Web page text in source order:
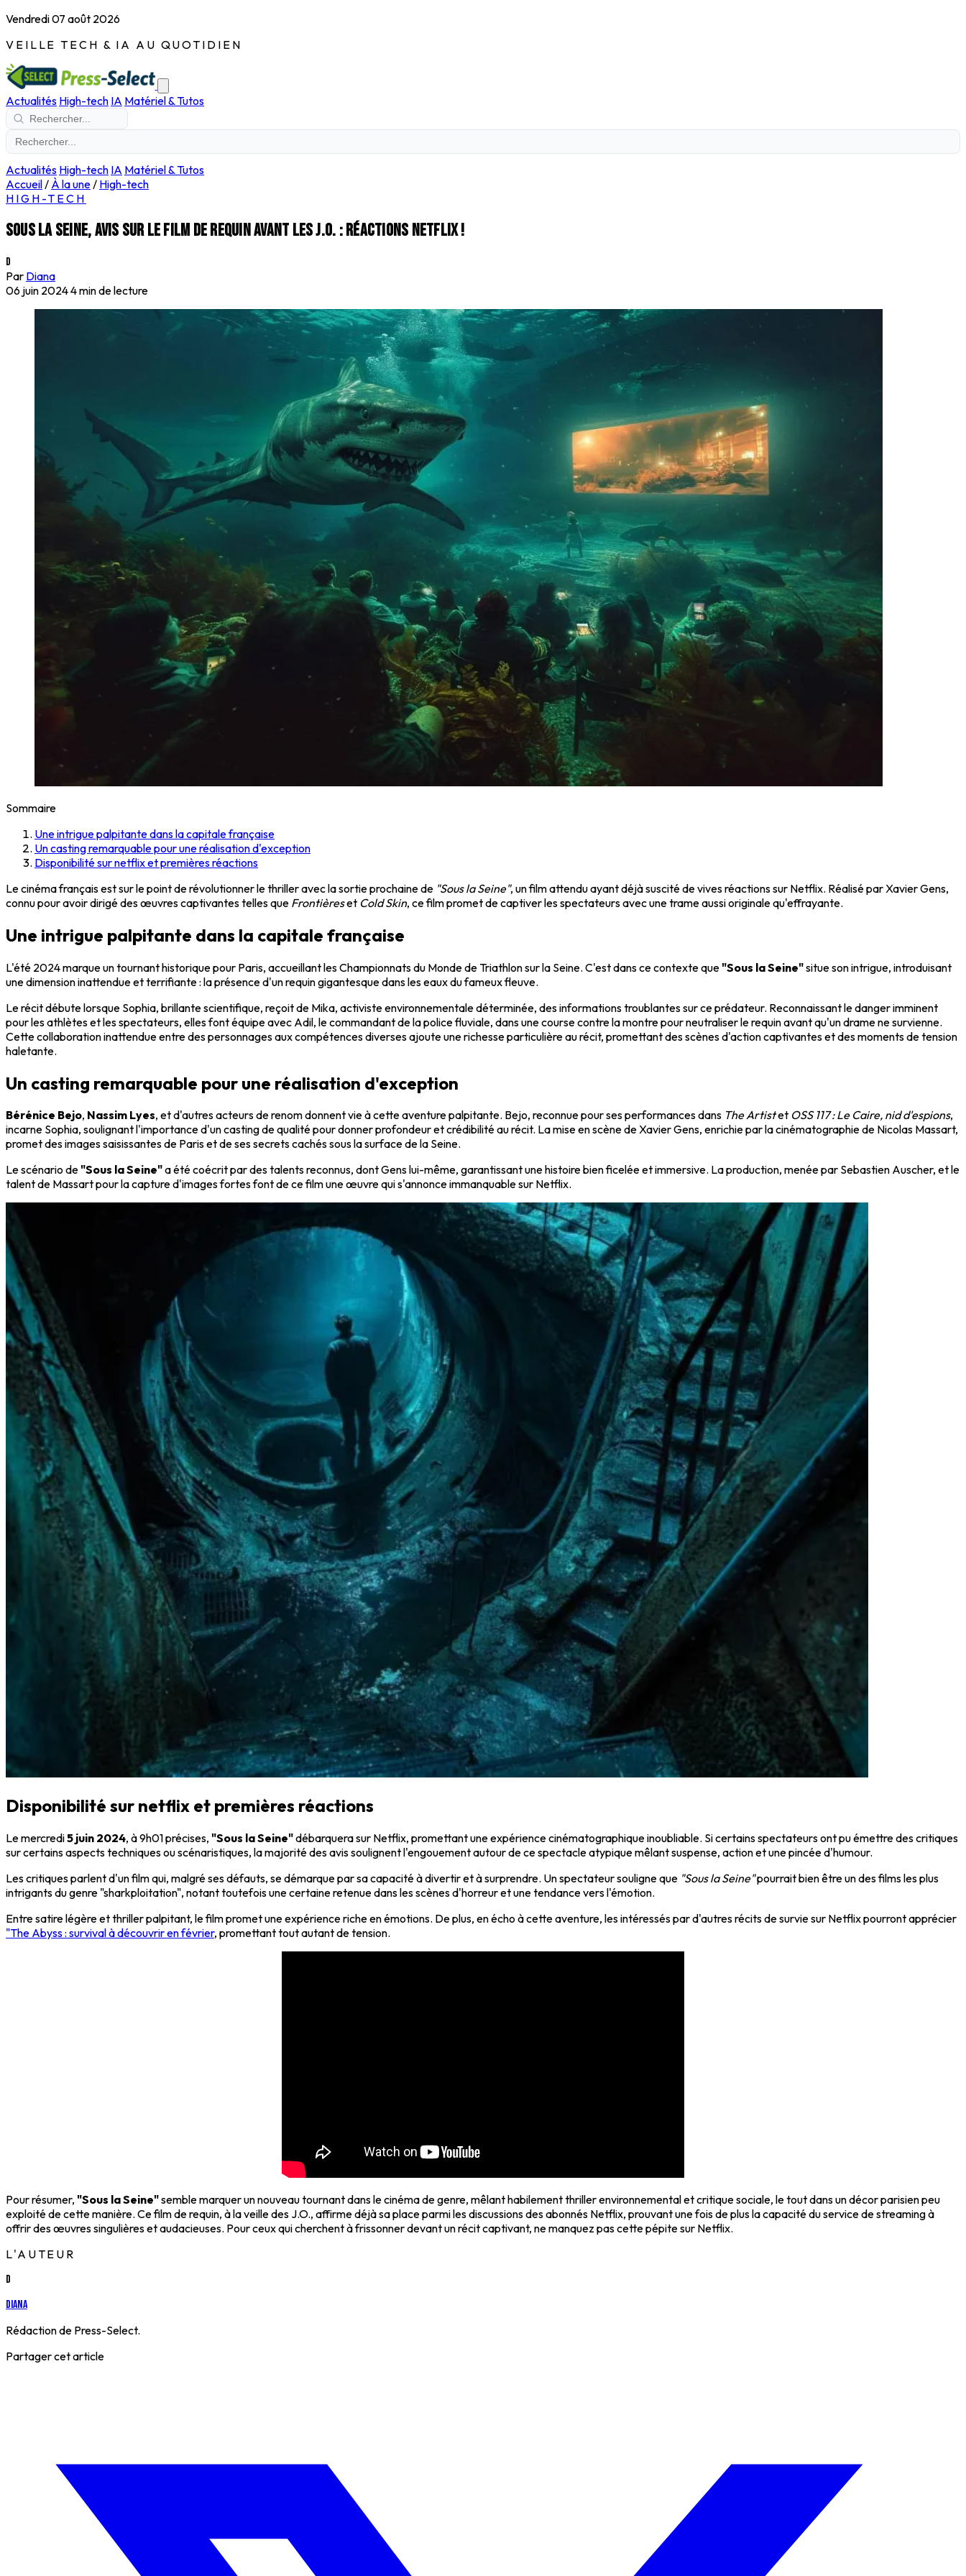
Vendredi 07 août 2026
VEILLE TECH & IA AU QUOTIDIEN
Actualités High-tech IA Matériel & Tutos
Actualités High-tech IA Matériel & Tutos
Accueil/ À la une/ High-tech
HIGH-TECH
Sous la Seine, avis sur le film de requin avant les J.O. : réactions Netflix !
D
Par Diana
06 juin 20244 min de lecture
Sommaire
Une intrigue palpitante dans la capitale française
Un casting remarquable pour une réalisation d'exception
Disponibilité sur netflix et premières réactions
Le cinéma français est sur le point de révolutionner le thriller avec la sortie prochaine de "Sous la Seine", un film attendu ayant déjà suscité de vives réactions sur Netflix. Réalisé par Xavier Gens,
connu pour avoir dirigé des œuvres captivantes telles que Frontièreset Cold Skin, ce film promet de captiver les spectateurs avec une trame aussi originale qu'effrayante.
Une intrigue palpitante dans la capitale française
L'été 2024 marque un tournant historique pour Paris, accueillant les Championnats du Monde de Triathlon sur la Seine. C'est dans ce contexte que"Sous la Seine"situe son intrigue, introduisant
une dimension inattendue et terrifiante : la présence d'un requin gigantesque dans les eaux du fameux fleuve.
Le récit débute lorsque Sophia, brillante scientifique, reçoit de Mika, activiste environnementale déterminée, des informations troublantes sur ce prédateur. Reconnaissant le danger imminent
pour les athlètes et les spectateurs, elles font équipe avec Adil, le commandant de la police fluviale, dans une course contre la montre pour neutraliser le requin avant qu'un drame ne survienne.
Cette collaboration inattendue entre des personnages aux compétences diverses ajoute une richesse particulière au récit, promettant des scènes d'action captivantes et des moments de tension
haletante.
Un casting remarquable pour une réalisation d'exception
Bérénice Bejo, Nassim Lyes, et d'autres acteurs de renom donnent vie à cette aventure palpitante. Bejo, reconnue pour ses performances dans The Artistet OSS 117 : Le Caire, nid d'espions,
incarne Sophia, soulignant l'importance d'un casting de qualité pour donner profondeur et crédibilité au récit. La mise en scène de Xavier Gens, enrichie par la cinématographie de Nicolas Massart,
promet des images saisissantes de Paris et de ses secrets cachés sous la surface de la Seine.
Le scénario de"Sous la Seine"a été coécrit par des talents reconnus, dont Gens lui-même, garantissant une histoire bien ficelée et immersive. La production, menée par Sebastien Auscher, et le
talent de Massart pour la capture d'images fortes font de ce film une œuvre qui s'annonce immanquable sur Netflix.
Disponibilité sur netflix et premières réactions
Le mercredi5 juin 2024, à 9h01 précises, "Sous la Seine"débarquera sur Netflix, promettant une expérience cinématographique inoubliable. Si certains spectateurs ont pu émettre des critiques
sur certains aspects techniques ou scénaristiques, la majorité des avis soulignent l'engouement autour de ce spectacle atypique mêlant suspense, action et une pincée d'humour.
Les critiques parlent d'un film qui, malgré ses défauts, se démarque par sa capacité à divertir et à surprendre. Un spectateur souligne que "Sous la Seine"pourrait bien être un des films les plus
intrigants du genre "sharkploitation", notant toutefois une certaine retenue dans les scènes d'horreur et une tendance vers l'émotion.
Entre satire légère et thriller palpitant, le film promet une expérience riche en émotions. De plus, en écho à cette aventure, les intéressés par d'autres récits de survie sur Netflix pourront apprécier
"The Abyss : survival à découvrir en février, promettant tout autant de tension.
Pour résumer, "Sous la Seine"semble marquer un nouveau tournant dans le cinéma de genre, mêlant habilement thriller environnemental et critique sociale, le tout dans un décor parisien peu
exploité de cette manière. Ce film de requin, à la veille des J.O., affirme déjà sa place parmi les discussions des abonnés Netflix, prouvant une fois de plus la capacité du service de streaming à
offrir des œuvres singulières et audacieuses. Pour ceux qui cherchent à frissonner devant un récit captivant, ne manquez pas cette pépite sur Netflix.
L'AUTEUR
D
Diana
Rédaction de Press-Select.
Partager cet article